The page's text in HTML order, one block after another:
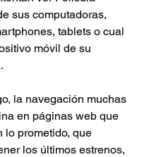
sus computadoras,
tablets o cual
móvil de su
la navegación muchas
en páginas web que
lo prometido, que
los últimos estrenos,